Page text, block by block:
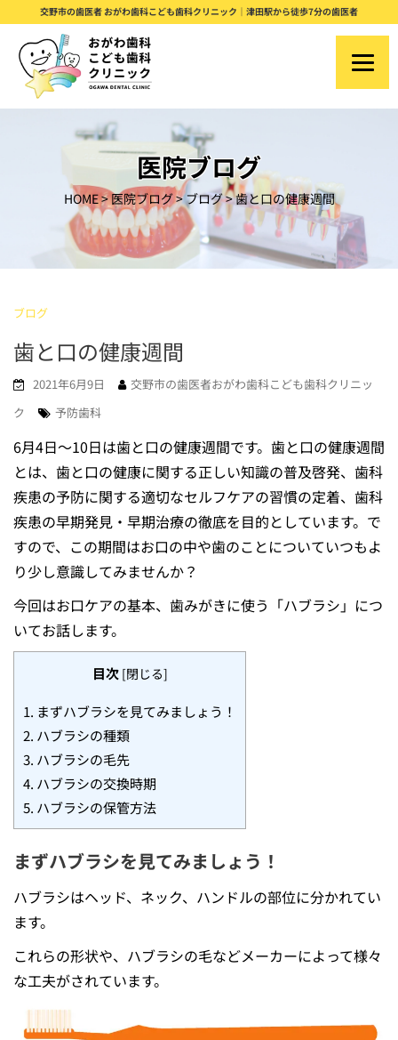
t
交野市の歯医者 おがわ歯科こども歯科クリニック｜津田駅から徒歩7分の歯医者
医院ブログ
HOME>医院ブログ>ブログ>⻭と⼝の健康週間
ブログ
⻭と⼝の健康週間
2021年6月9日
交野市の歯医者おがわ歯科こども歯科クリニッ
ク
予防歯科
6⽉4⽇〜10⽇は⻭と⼝の健康週間です。歯と口の健康週間
とは、歯と口の健康に関する正しい知識の普及啓発、歯科
疾患の予防に関する適切なセルフケアの習慣の定着、歯科
疾患の早期発見・早期治療の徹底を目的としています。で
すので、この期間はお⼝の中や⻭のことについていつもよ
り少し意識してみませんか？
今回はお口ケアの基本、歯みがきに使う「ハブラシ」につ
いてお話します。
目次 [閉じる]
1. まずハブラシを見てみましょう！
2. ハブラシの種類
3. ハブラシの毛先
4. ハブラシの交換時期
5. ハブラシの保管方法
まずハブラシを見てみましょう！
ハブラシはヘッド、ネック、ハンドルの部位に分かれてい
ます。
これらの形状や、ハブラシの毛などメーカーによって様々
な工夫がされています。